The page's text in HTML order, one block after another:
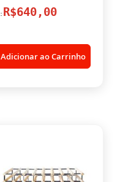
R$640,00
Adicionar ao Carrinho